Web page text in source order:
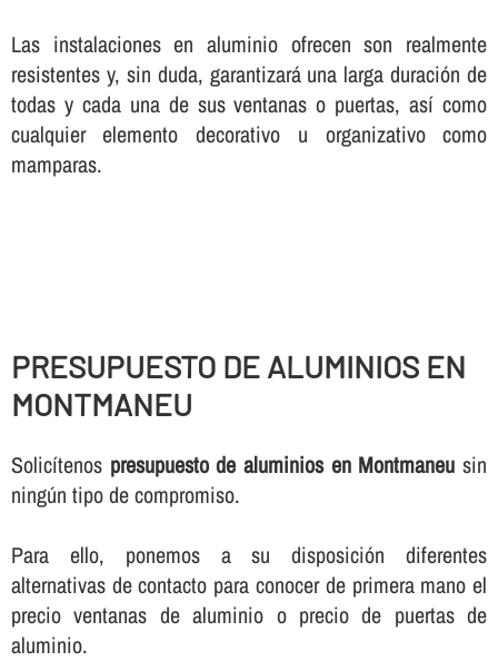
Las instalaciones en aluminio ofrecen son realmente
resistentes y, sin duda, garantizará una larga duración de
todas y cada una de sus ventanas o puertas, así­ como
cualquier elemento decorativo u organizativo como
mamparas.
PRESUPUESTO DE ALUMINIOS EN
MONTMANEU
Solicí­tenos presupuesto de aluminios en Montmaneu sin
ningún tipo de compromiso.
Para ello, ponemos a su disposición diferentes
alternativas de contacto para conocer de primera mano el
precio ventanas de aluminio o precio de puertas de
aluminio.